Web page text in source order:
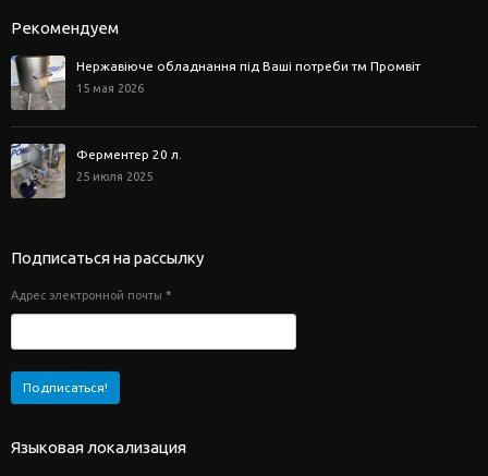
Рекомендуем
Нержавіюче обладнання під Ваші потреби тм Промвіт
15 мая 2026
Ферментер 20 л.
25 июля 2025
Подписаться на рассылку
Адрес электронной почты *
Языковая локализация